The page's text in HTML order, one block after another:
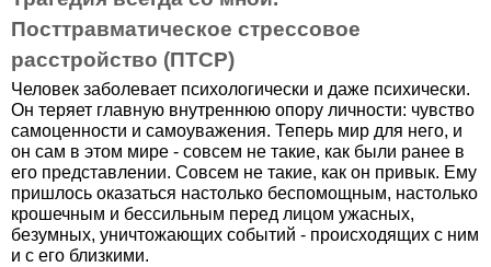
Посттравматическое стрессовое
расстройство (ПТСР)
Человек заболевает психологически и даже психически.
Он теряет главную внутреннюю опору личности: чувство
самоценности и самоуважения. Теперь мир для него, и
он сам в этом мире - совсем не такие, как были ранее в
его представлении. Совсем не такие, как он привык. Ему
пришлось оказаться настолько беспомощным, настолько
крошечным и бессильным перед лицом ужасных,
безумных, уничтожающих событий - происходящих с ним
и с его близкими.